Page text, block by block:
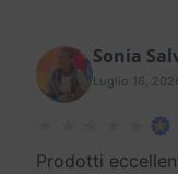
Sonia
Luglio 16,
Prodotti